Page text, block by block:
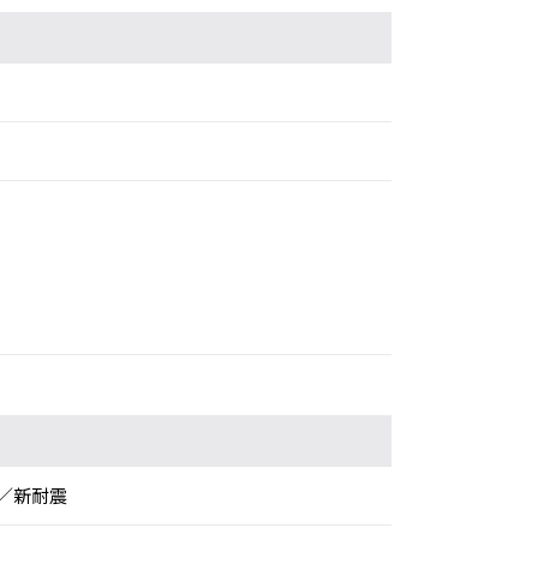
新耐震